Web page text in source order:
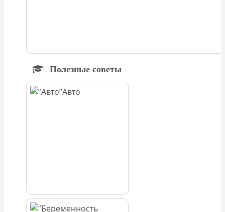
Полезные советы
Авто